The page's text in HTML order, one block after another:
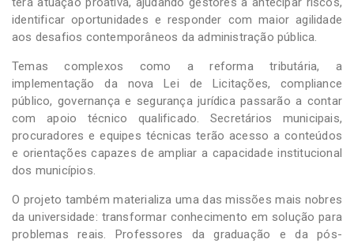
identificar oportunidades e responder com maior agilidade
aos desafios contemporâneos da administração pública.
Temas complexos como a reforma tributária, a
implementação da nova Lei de Licitações, compliance
público, governança e segurança jurídica passarão a contar
com apoio técnico qualificado. Secretários municipais,
procuradores e equipes técnicas terão acesso a conteúdos
e orientações capazes de ampliar a capacidade institucional
dos municípios.
O projeto também materializa uma das missões mais nobres
da universidade: transformar conhecimento em solução para
problemas reais. Professores da graduação e da pós-